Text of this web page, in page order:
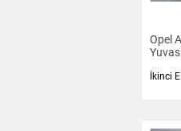
Opel
İkinci El